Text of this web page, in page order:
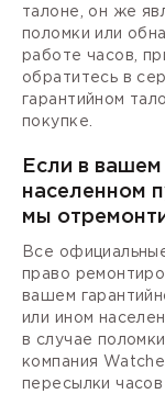
талоне, он же
поломки или
работе часов,
обратитесь в
гарантийном
покупке.
Если в
населенном
мы
Все
право
вашем
или ином
в случае
компания
пересылки